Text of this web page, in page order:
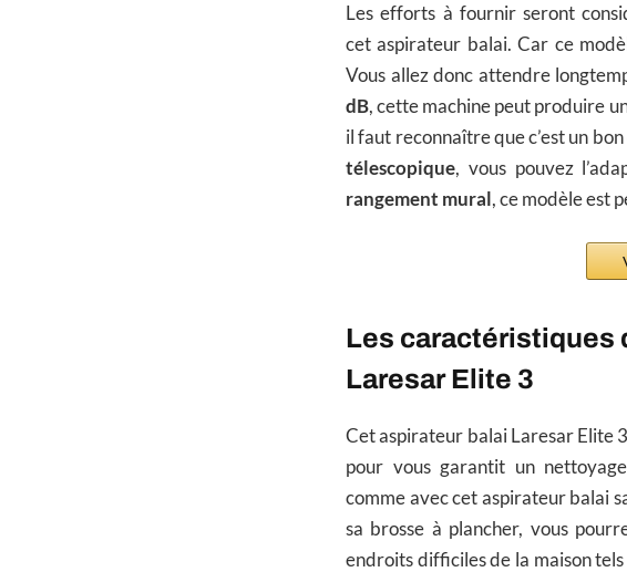
Les efforts à fournir seront
cet aspirateur balai. Car ce
Vous allez donc attendre
dB, cette machine peut produire
il faut reconnaître que c’est un
télescopique, vous pouvez
rangement mural, ce modèle est
Les caractéristiques
Laresar Elite 3
Cet aspirateur balai Laresar Elite
pour vous garantit un
comme avec cet aspirateur balai
sa brosse à plancher, vous
endroits difficiles de la maison tels